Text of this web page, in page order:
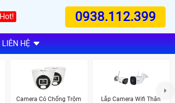
Hot! 0938.112.399
LIÊN HỆ
Camera Có Chống Trộm
Lắp Camera Wifi Thân